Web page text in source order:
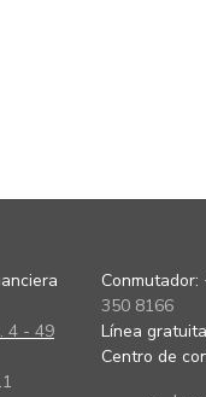
4 - 49
Conmutador:
350 8166
Línea
Centro de